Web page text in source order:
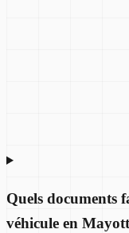
Quels documents
véhicule en